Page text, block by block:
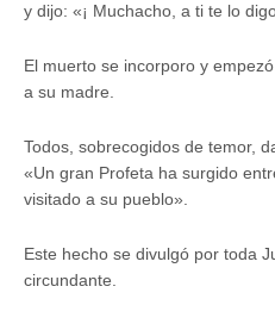
y dijo: «¡ Muchacho, a ti te lo
El muerto se incorporo y
a su madre.
Todos, sobrecogidos de temor,
«Un gran Profeta ha surgido
visitado a su pueblo».
Este hecho se divulgó por toda
circundante.